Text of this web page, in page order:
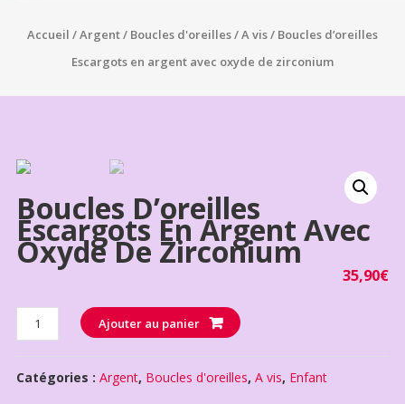
Accueil /Argent/ Boucles d'oreilles/A vis/ Boucles d’oreilles
Escargots en argent avec oxyde de zirconium
Boucles D’oreilles
Escargots En Argent Avec
Oxyde De Zirconium
35,90€
Quantité Ajouter au panier
Catégories : Argent, Boucles d'oreilles, A vis, Enfant